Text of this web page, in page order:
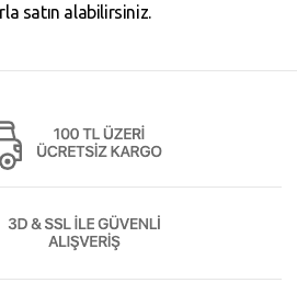
satın alabilirsiniz.